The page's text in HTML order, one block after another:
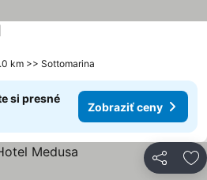
km >> Sottomarina
si presné
Zobraziť ceny
Zdieľať